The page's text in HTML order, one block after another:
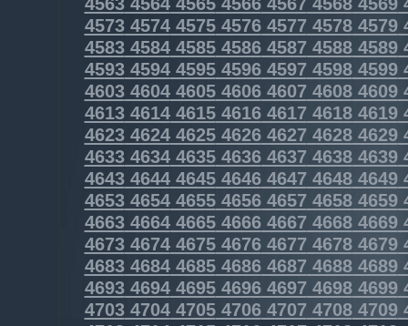
45734574457545764577 45784579
45834584458545864587 45884589
45934594459545964597 45984599
46034604460546064607 46084609
46134614461546164617 46184619
46234624462546264627 46284629
46334634463546364637 46384639
46434644464546464647 46484649
46534654465546564657 46584659
46634664466546664667 46684669
46734674467546764677 46784679
46834684468546864687 46884689
46934694469546964697 46984699
47034704470547064707 47084709